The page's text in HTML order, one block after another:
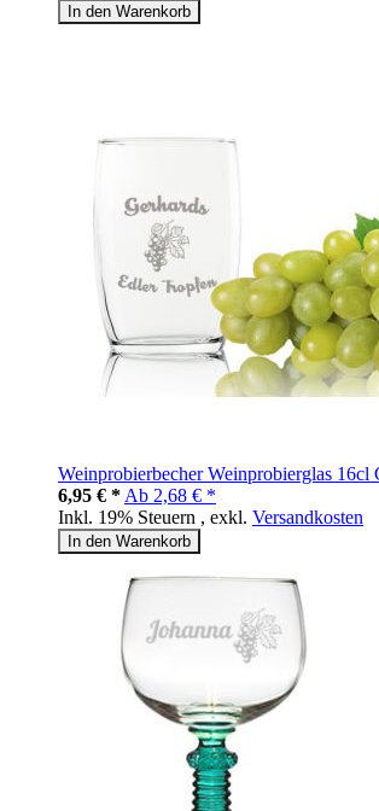
In den Warenkorb
Weinprobierbecher Weinprobierglas 16cl
6,95 € * Ab 2,68 € *
Inkl. 19% Steuern , exkl. Versandkosten
In den Warenkorb